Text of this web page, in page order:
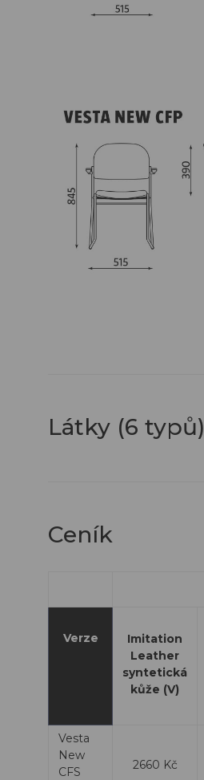
Látky (6 typů)
Ceník
Verze
Imitation
Leather
syntetická
kůže (V)
Vesta
New
CFS
2660 Kč